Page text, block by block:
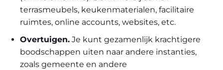
terrasmeubels, keukenmaterialen, facilitaire
ruimtes, online accounts, websites, etc.
Overtuigen. Je kunt gezamenlijk krachtigere
boodschappen uiten naar andere instanties,
zoals gemeente en andere